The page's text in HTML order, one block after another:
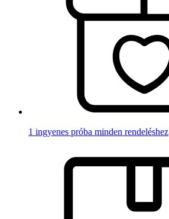
1 ingyenes próba minden rendeléshez